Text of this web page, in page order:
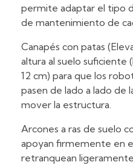
permite adaptar el tipo
de mantenimiento de
Canapés con patas
altura al suelo
12 cm) para que los
pasen de lado a lado de
mover la estructura.
Arcones a ras de suelo
apoyan firmemente en
retranquean